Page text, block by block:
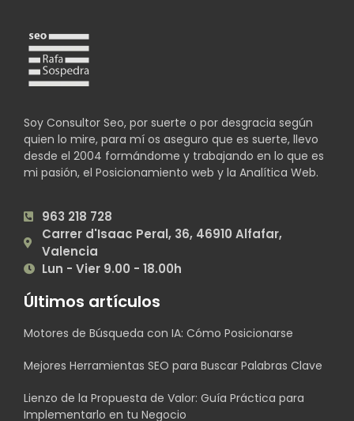
Soy Consultor Seo, por suerte o por desgracia según
quien lo mire, para mí os aseguro que es suerte, llevo
desde el 2004 formándome y trabajando en lo que es
mi pasión, el Posicionamiento web y la Analítica Web.
963 218 728
Carrer d'Isaac Peral, 36, 46910 Alfafar,
Valencia
Lun - Vier 9.00 - 18.00h
Últimos artículos
Motores de Búsqueda con IA: Cómo Posicionarse
Mejores Herramientas SEO para Buscar Palabras Clave
Lienzo de la Propuesta de Valor: Guía Práctica para
Implementarlo en tu Negocio